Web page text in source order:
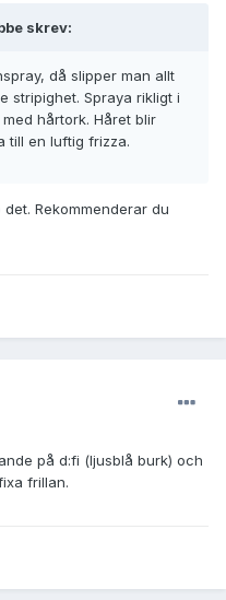
skrev:
då slipper man allt
stripighet. Spraya rikligt i
hårtork. Håret blir
till en luftig frizza.
Rekommenderar du
på d:fi (ljusblå burk) och
frillan.